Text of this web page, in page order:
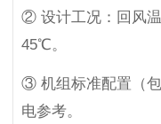
② 设计工况：回风
45℃。
③ 机组标准配置（
电参考。